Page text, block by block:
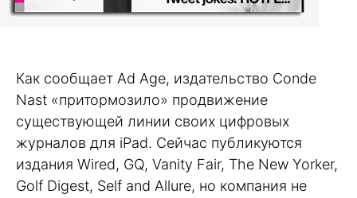
Как сообщает Ad Age, издательство Conde
Nast «притормозило» продвижение
существующей линии своих цифровых
журналов для iPad. Сейчас публикуются
издания Wired, GQ, Vanity Fair, The New Yorker,
Golf Digest, Self and Allure, но компания не